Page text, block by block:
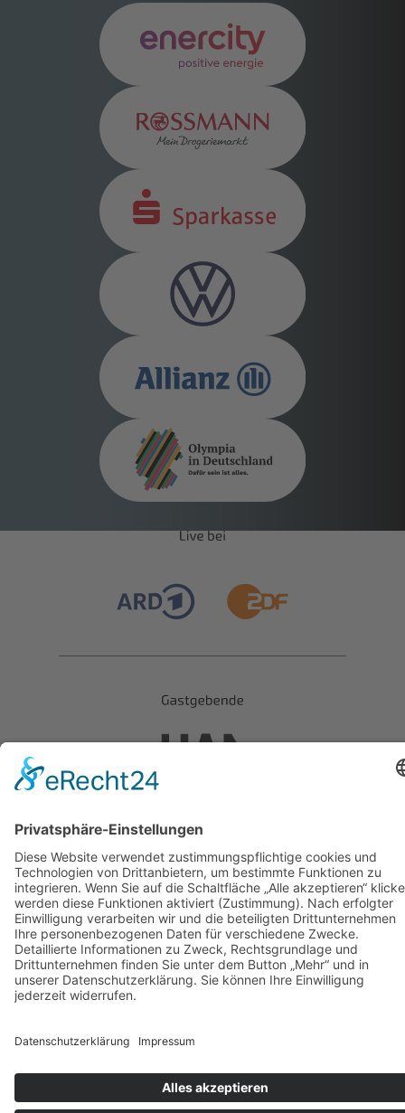
Impressum Datenschutzerklärung
Projekt-
© 2026 Die Finals. Alle Rechte vorbehalten